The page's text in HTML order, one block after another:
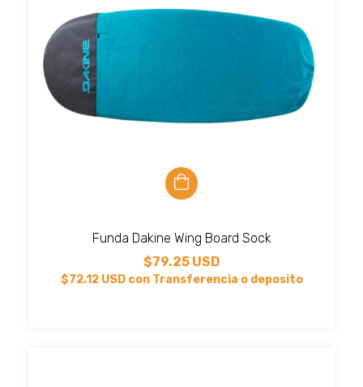
Funda Dakine Wing Board Sock
$79.25 USD
$72.12 USD con Transferencia o deposito